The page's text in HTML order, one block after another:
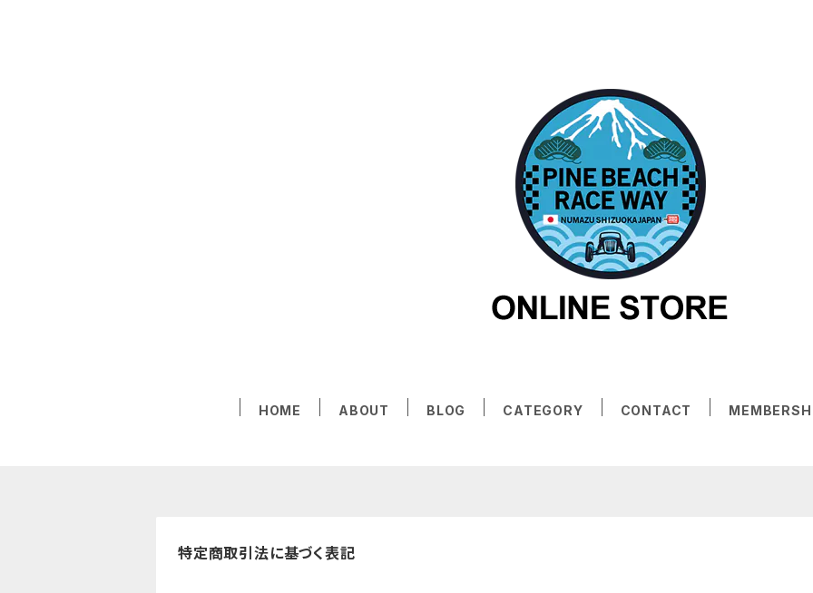
HOME ABOUT BLOG CATEGORY CONTACT
特定商取引法に基づく表記